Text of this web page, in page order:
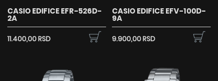
CASIO EDIFICE EFR-526D-
2A
11.400,00 RSD
CASIO EDIFICE EFV-100D-
9A
9.900,00 RSD